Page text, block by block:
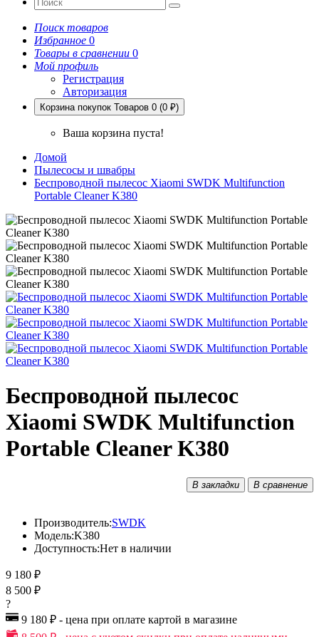
Поиск товаров
Избранное 0
Товары в сравнении 0
Мой профиль
Регистрация
Авторизация
Корзина покупок Товаров 0 (0 ₽)
Ваша корзина пуста!
Домой
Пылесосы и швабры
Беспроводной пылесос Xiaomi SWDK Multifunction
Portable Cleaner K380
Беспроводной пылесос
Xiaomi SWDK Multifunction
Portable Cleaner K380
В закладки В сравнение
Производитель:SWDK
Модель:K380
Доступность:Нет в наличии
9 180 ₽
8 500 ₽
?
9 180 ₽ - цена при оплате картой в магазине